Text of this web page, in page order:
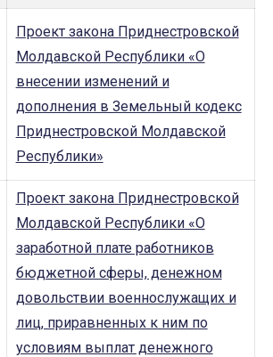
Проект закона Приднестровской
Молдавской Республики «О
внесении изменений и
дополнения в Земельный кодекс
Приднестровской Молдавской
Республики»
Проект закона Приднестровской
Молдавской Республики «О
заработной плате работников
бюджетной сферы, денежном
довольствии военнослужащих и
лиц, приравненных к ним по
условиям выплат денежного